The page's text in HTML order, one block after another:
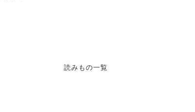
読みもの一覧